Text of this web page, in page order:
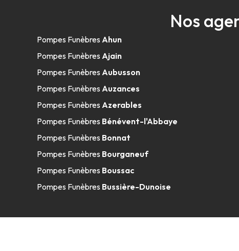
Nos
Pompes Funèbres Ahun
Pompes Funèbres Ajain
Pompes Funèbres Aubusson
Pompes Funèbres Auzances
Pompes Funèbres Azerables
Pompes Funèbres Bénévent-l'Abbaye
Pompes Funèbres Bonnat
Pompes Funèbres Bourganeuf
Pompes Funèbres Boussac
Pompes Funèbres Bussière-Dunoise